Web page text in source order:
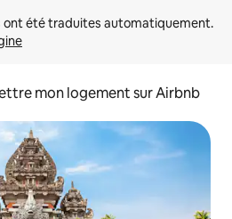
mon logement sur Airbnb